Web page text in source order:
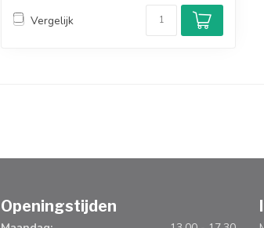
Vergelijk
Openingstijden